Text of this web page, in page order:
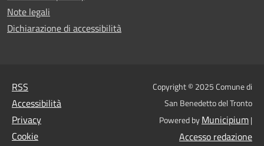
Note legali
Dichiarazione di accessibilità
RSS
Accessibilità
Privacy
Cookie
Copyright © 2025 Comune di
San Benedetto del Tronto
Powered byMunicipium|
Accesso redazione